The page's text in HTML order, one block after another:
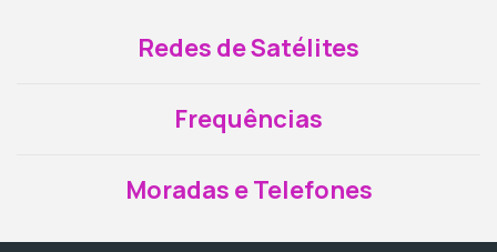
Redes de Satélites
Frequências
Moradas e Telefones